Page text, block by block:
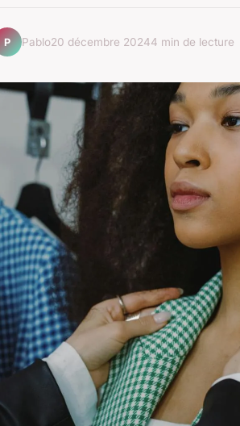
P Pablo20 décembre 20244 min de lecture